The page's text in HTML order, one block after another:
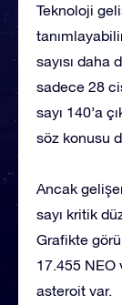
Teknoloji
sayısı daha
sadece 28
sayı 140’a
söz konusu
Ancak
sayı kritik
Grafikte
17.455 NEO
asteroit var.